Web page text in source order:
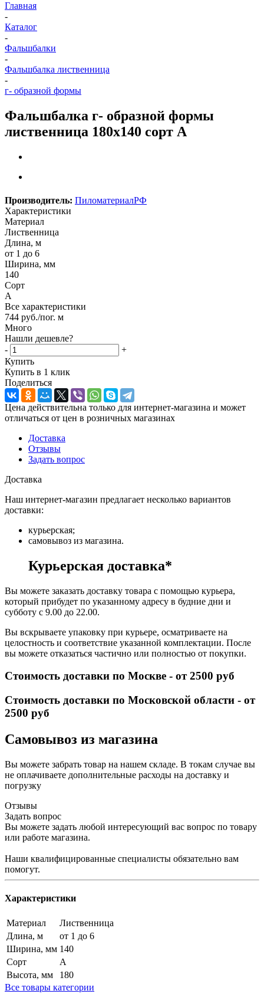
Главная
-
Каталог
-
Фальшбалки
-
Фальшбалка лиственница
-
г- образной формы
Фальшбалка г- образной формы
лиственница 180х140 сорт А
Производитель: ПиломатериалРФ
Характеристики
Материал
Лиственница
Длина, м
от 1 до 6
Ширина, мм
140
Сорт
А
Все характеристики
744 руб./пог. м
Много
Нашли дешевле?
-
+
Купить
Купить в 1 клик
Поделиться
Цена действительна только для интернет-магазина и может
отличаться от цен в розничных магазинах
Доставка
Отзывы
Задать вопрос
Доставка
Наш интернет-магазин предлагает несколько вариантов
доставки:
курьерская;
самовывоз из магазина.
Курьерская доставка*
Вы можете заказать доставку товара с помощью курьера,
который прибудет по указанному адресу в будние дни и
субботу с 9.00 до 22.00.
Вы вскрываете упаковку при курьере, осматриваете на
целостность и соответствие указанной комплектации. После
вы можете отказаться частично или полностью от покупки.
Стоимость доставки по Москве - от 2500 руб
Стоимость доставки по Московской области - от
2500 руб
Самовывоз из магазина
Вы можете забрать товар на нашем складе. В токам случае вы
не оплачиваете дополнительные расходы на доставку и
погрузку
Отзывы
Задать вопрос
Вы можете задать любой интересующий вас вопрос по товару
или работе магазина.
Наши квалифицированные специалисты обязательно вам
помогут.
Характеристики
Материал
Лиственница
Длина, м
от 1 до 6
Ширина, мм 140
Сорт
А
Высота, мм
180
Все товары категории